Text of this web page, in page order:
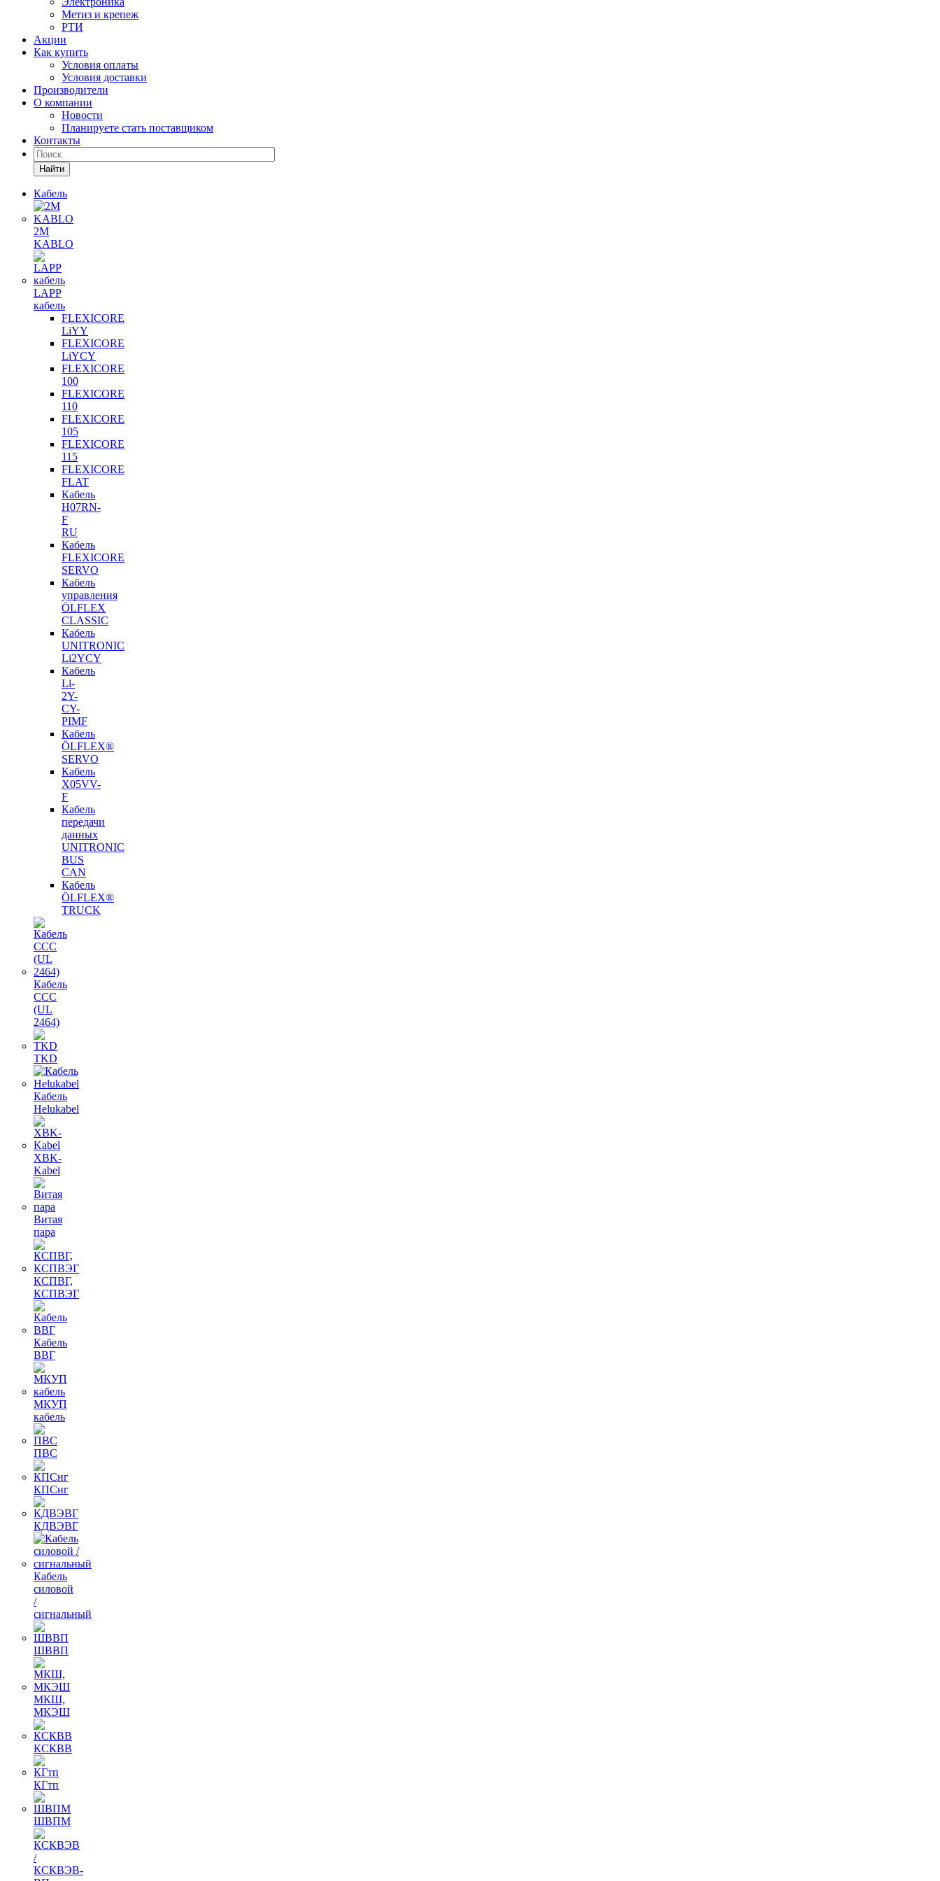
Метиз и крепеж
РТИ
Акции
Как купить
Условия оплаты
Условия доставки
Производители
О компании
Новости
Планируете стать поставщиком
Контакты
Найти
Кабель
2M
KABLO
LAPP
кабель
FLEXICORE
LiYY
FLEXICORE
LiYCY
FLEXICORE
100
FLEXICORE
110
FLEXICORE
105
FLEXICORE
115
FLEXICORE
FLAT
Кабель
H07RN-
F
RU
Кабель
FLEXICORE
SERVO
Кабель
управления
ÖLFLEX
CLASSIC
Кабель
UNITRONIC
Li2YCY
Кабель
Li-
2Y-
CY-
PIMF
Кабель
ÖLFLEX®
SERVO
Кабель
X05VV-
F
Кабель
передачи
данных
UNITRONIC
BUS
CAN
Кабель
ÖLFLEX®
TRUCK
Кабель
CCC
(UL
2464)
TKD
Кабель
Helukabel
XBK-
Kabel
Витая
пара
КСПВГ,
КСПВЭГ
Кабель
ВВГ
МКУП
кабель
ПВС
КПСнг
КДВЭВГ
Кабель
силовой
/
сигнальный
ШВВП
МКШ,
МКЭШ
КСКВВ
КГтп
ШВПМ